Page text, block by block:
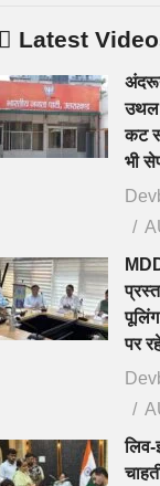
Latest
उथल
कट
भी
पर
लिव-